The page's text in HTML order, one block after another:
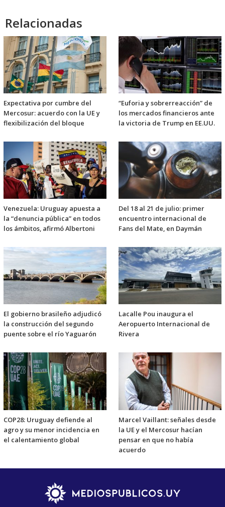
Relacionadas
Expectativa por cumbre del
Mercosur: acuerdo con la UE y
flexibilización del bloque
“Euforia y sobrerreacción” de
los mercados financieros ante
la victoria de Trump en EE.UU.
Venezuela: Uruguay apuesta a
la “denuncia pública” en todos
los ámbitos, afirmó Albertoni
Del 18 al 21 de julio: primer
encuentro internacional de
Fans del Mate, en Daymán
El gobierno brasileño adjudicó
la construcción del segundo
puente sobre el río Yaguarón
Lacalle Pou inaugura el
Aeropuerto Internacional de
Rivera
COP28: Uruguay defiende al
agro y su menor incidencia en
el calentamiento global
Marcel Vaillant: señales desde
la UE y el Mercosur hacían
pensar en que no había
acuerdo